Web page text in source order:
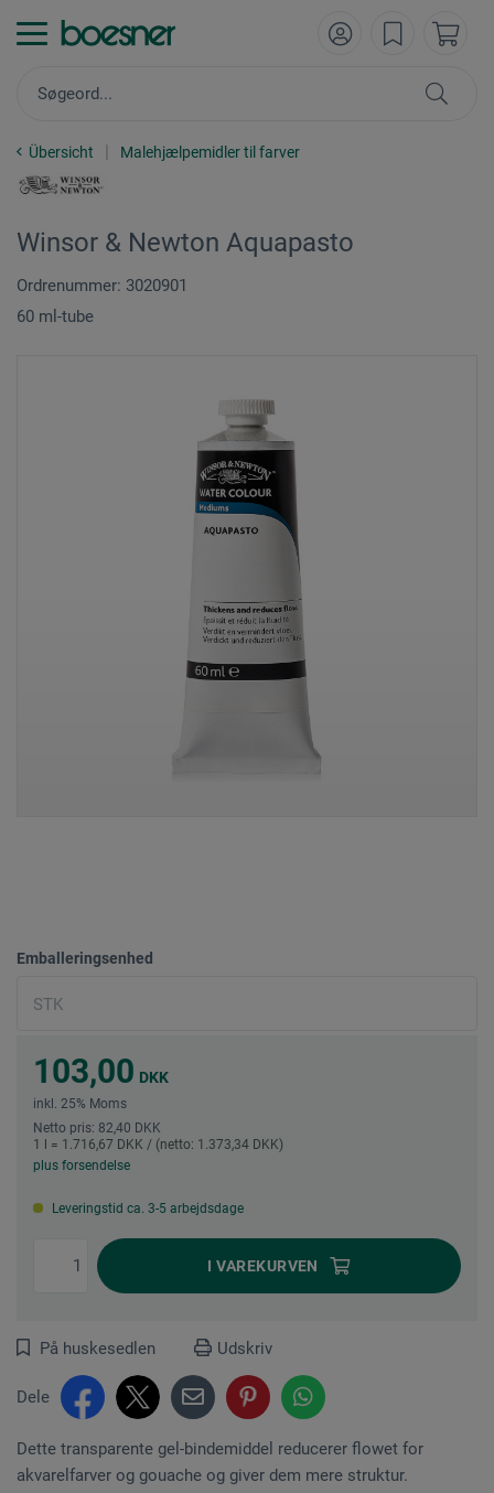
Übersicht Malehjælpemidler til farver
Winsor & Newton Aquapasto
Ordrenummer: 3020901
60 ml-tube
Emballeringsenhed
103,00 DKK
inkl. 25% Moms
Netto pris: 82,40 DKK
1 l = 1.716,67 DKK / (netto: 1.373,34 DKK)
plus forsendelse
Leveringstid ca. 3-5 arbejdsdage
I VAREKURVEN
På huskesedlen Udskriv
Dele
Dette transparente gel-bindemiddel reducerer flowet for
akvarelfarver og gouache og giver dem mere struktur.